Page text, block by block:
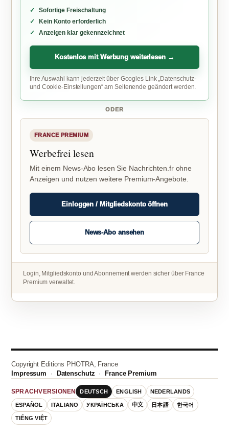
Sofortige Freischaltung
Kein Konto erforderlich
Anzeigen klar gekennzeichnet
Kostenlos mit Werbung weiterlesen →
Ihre Auswahl kann jederzeit über Googles Link „Datenschutz-
und Cookie-Einstellungen“ am Seitenende geändert werden.
ODER
FRANCE PREMIUM
Werbefrei lesen
Mit einem News-Abo lesen Sie Nachrichten.fr ohne
Anzeigen und nutzen weitere Premium-Angebote.
Einloggen / Mitgliedskonto öffnen
News-Abo ansehen
Login, Mitgliedskonto und Abonnement werden sicher über France
Premium verwaltet.
Copyright Editions PHOTRA, France
Impressum · Datenschutz · France Premium
SPRACHVERSIONEN DEUTSCH ENGLISH NEDERLANDS
ESPAÑOL ITALIANO УКРАЇНСЬКА 中文 日本語 한국어
TIẾNG VIỆT